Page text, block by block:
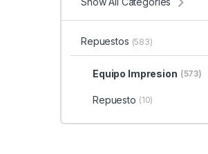
Repuestos (583)
Equipo Impresion (573)
Repuesto (10)